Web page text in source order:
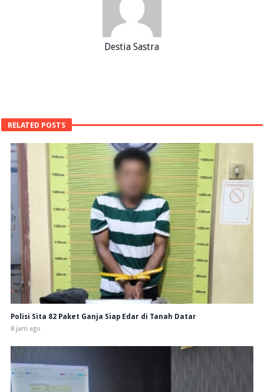
Destia Sastra
RELATED POSTS
Polisi Sita 82 Paket Ganja Siap Edar di Tanah Datar
8 jam ago